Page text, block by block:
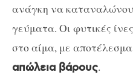
ανάγκη να
γεύματα. Οι φυτικές
στο αίμα, με
απώλεια βάρους.